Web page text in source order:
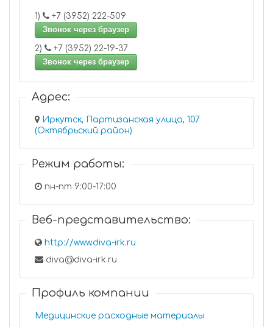
1)
+7 (3952) 222-509
Звонок через браузер
2)
+7 (3952) 22-19-37
Звонок через браузер
Адрес:
Иркутск, Партизанская улица, 107
(Октябрьский район)
Режим работы:
пн-пт 9:00-17:00
Веб-представительство:
http://www.diva-irk.ru
diva@diva-irk.ru
Профиль компании
Медицинские расходные материалы